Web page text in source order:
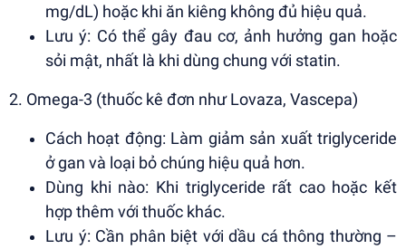
mg/dL) hoặc khi ăn kiêng không đủ hiệu quả.
Lưu ý: Có thể gây đau cơ, ảnh hưởng gan hoặc
sỏi mật, nhất là khi dùng chung với statin.
2. Omega-3 (thuốc kê đơn như Lovaza, Vascepa)
Cách hoạt động: Làm giảm sản xuất triglyceride
ở gan và loại bỏ chúng hiệu quả hơn.
Dùng khi nào: Khi triglyceride rất cao hoặc kết
hợp thêm với thuốc khác.
Lưu ý: Cần phân biệt với dầu cá thông thường –